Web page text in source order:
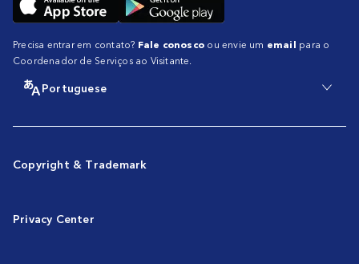
Precisa entrar em contato? Fale conosco ou envie um email para o
Coordenador de Serviços ao Visitante.
Portuguese
Copyright & Trademark
Privacy Center